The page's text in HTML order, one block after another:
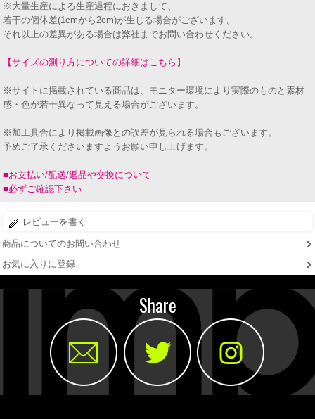
※大量生産による生産過程におきまして、
若干の個体差(1cmから2cm)が生じる場合がございます。
それ以上の差異がある場合は弊社までお問い合わせください。
【サイズの測り方についての詳細はこちら】
※サイトに掲載されている商品は、モニター環境により実際のものと素材
感・色が若干異なって見える場合がございます。
※加工具合により掲載画像との誤差が見られる場合もございます。
予めご了承くださいますようお願い申し上げます。
■お支払い/配送/返品や交換について
■必ずご確認下さい
レビューを書く
商品についてのお問い合わせ
お気に入りに登録
Share